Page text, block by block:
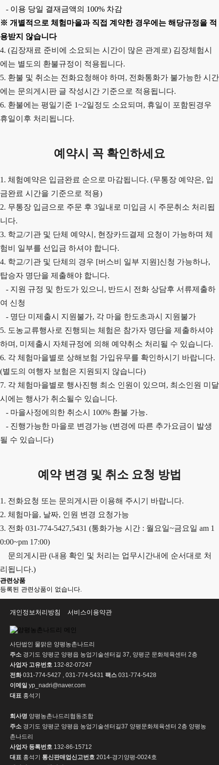
- 이용 당일 결재금액의 100% 차감
※ 개별적으로 체험마을과 직접 계약한 경우에는 해당규정을 적
용받지 않습니다
4. (김장재료 준비에 소요되는 시간이 많은 관계로) 김장체험시
에는 별도의 환불규정이 적용됩니다.
5. 환불 및 취소는 전화요청해야 하며, 전화통화가 불가능한 시간
에는 문의게시판 글 작성시간 기준으로 적용됩니다.
6. 환불에는 평일기준 1~2일정도 소요되며, 휴일이 포함된경우
휴일이후 처리됩니다.
예약시 꼭 확인하세요
1. 체험예약은 입금완료 순으로 마감됩니다. (무통장 예약은, 입
금완료 시간을 기준으로 적용)
2. 무통장 입금으로 주문 후 3일내로 미입금 시 주문취소 처리됩
니다.
3. 학교/기관 및 단체 예약시, 현장카드결제 요청이 가능하며 체
험비 일부를 선입금 하셔야 합니다.
4. 학교/기관 및 단체의 경우 [버스비 일부 지원]신청 가능하나,
탑승자 명단을 제출해야 합니다.
- 지원 규정 및 한도가 있으니, 반드시 전화 상담후 서류제출하
여 신청
- 명단 미제출시 지원불가, 각 마을 한도초과시 지원불가
5. 도농교류행사로 진행되는 체험은 참가자 명단을 제출하셔야
하며, 미제출시 자체규정에 의해 예약취소 처리될 수 있습니다.
6. 각 체험마을별로 상해보험 가입유무를 확인하시기 바랍니다.
(별도의 여행자 보험은 지원되지 않습니다)
7. 각 체험마을별로 행사진행 최소 인원이 있으며, 최소인원 미달
시에는 행사가 취소될수 있습니다.
- 마을사정에의한 취소시 100% 환불 가능.
- 진행가능한 마을로 변경가능 (변경에 따른 추가요금이 발생
될 수 있습니다)
예약 변경 및 취소 요청 방법
1. 전화요청 또는 문의게시판 이용해 주시기 바랍니다.
2. 체험마을, 날짜, 인원 변경 요청가능
3. 전화 031-774-5427,5431 (통화가능 시간 : 월요일~금요일 am 1
0:00~pm 17:00)
문의게시판 (내용 확인 및 처리는 업무시간내에 순서대로 처
리됩니다.)
관련상품
등록된 관련상품이 없습니다.
개인정보처리방침 서비스이용약관
사단법인 물맑은 양평농촌나드리
주소 경기도 양평군 양평읍 농업기술센터길 37, 양평군 문화체육센터 2층
사업자 고유번호 132-82-07247
전화031-774-5427 , 031-774-5431 팩스 031-774-5428
이메일 yp_nadri@naver.com
대표 홍석기
회사명 양평농촌나드리협동조합
주소 경기도 양평군 양평읍 농업기술센터길37 양평문화체육센터 2층 양평농
촌나드리
사업자 등록번호 132-86-15712
대표 홍석기 통신판매업신고번호 2014-경기양평-0024호